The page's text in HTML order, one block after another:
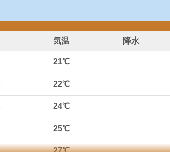
気温 降水
21℃
22℃
24℃
25℃